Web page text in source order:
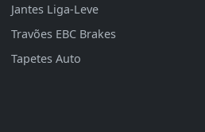
Jantes Liga-Leve
Travões EBC Brakes
Tapetes Auto